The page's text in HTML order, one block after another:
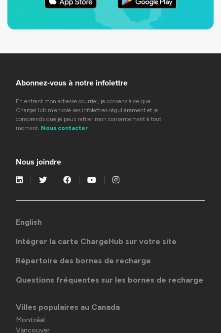
Abonnez-vous à notre infolettre
En entrant mon adresse courriel, je consens à ce que
ChargeHub m’envoie ses infolettres régulièrement et je
comprends que je peux retirer mon consentement à tout
moment. Nous contacter
Nous joindre
English
Intégrer la carte ChargeHub sur votre site
Répertoire des bornes de recharge
Questions fréquentes sur les bornes de recharge
Villes populaires au Canada
Montréal
Vancouver